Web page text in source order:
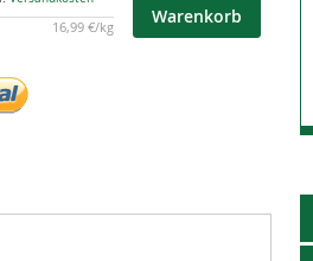
16,99 €/kg
Warenkorb